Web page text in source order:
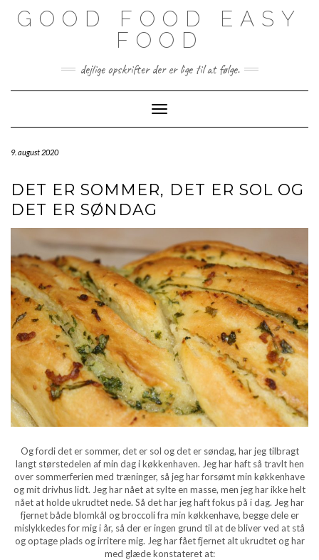
GOOD FOOD EASY
FOOD
dejlige opskrifter der er lige til at følge.
Toggle Navigation
9. august 2020
DET ER SOMMER, DET ER SOL OG
DET ER SØNDAG
Og fordi det er sommer, det er sol og det er søndag, har jeg tilbragt
langt størstedelen af min dag i køkkenhaven. Jeg har haft så travlt hen
over sommerferien med træninger, så jeg har forsømt min køkkenhave
og mit drivhus lidt. Jeg har nået at sylte en masse, men jeg har ikke helt
nået at holde ukrudtet nede. Så det har jeg haft fokus på i dag. Jeg har
fjernet både blomkål og broccoli fra min køkkenhave, begge dele er
mislykkedes for mig i år, så der er ingen grund til at de bliver ved at stå
og optage plads og irritere mig. Jeg har fået fjernet alt ukrudtet og har
med glæde konstateret at: